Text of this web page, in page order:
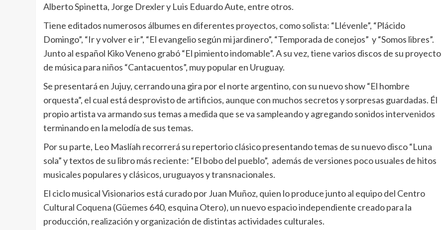
Alberto Spinetta, Jorge Drexler y Luis Eduardo Aute, entre otros.
Tiene editados numerosos álbumes en diferentes proyectos, como solista: “Llévenle”, “Plácido
Domingo”, “Ir y volver e ir”, “El evangelio según mi jardinero”, “Temporada de conejos” y “Somos libres”.
Junto al español Kiko Veneno grabó “El pimiento indomable”. A su vez, tiene varios discos de su proyecto
de música para niños “Cantacuentos”, muy popular en Uruguay.
Se presentará en Jujuy, cerrando una gira por el norte argentino, con su nuevo show “El hombre
orquesta”, el cual está desprovisto de artificios, aunque con muchos secretos y sorpresas guardadas. Él
propio artista va armando sus temas a medida que se va sampleando y agregando sonidos intervenidos
terminando en la melodía de sus temas.
Por su parte, Leo Maslíah recorrerá su repertorio clásico presentando temas de su nuevo disco “Luna
sola” y textos de su libro más reciente: “El bobo del pueblo”, además de versiones poco usuales de hitos
musicales populares y clásicos, uruguayos y transnacionales.
El ciclo musical Visionarios está curado por Juan Muñoz, quien lo produce junto al equipo del Centro
Cultural Coquena (Güemes 640, esquina Otero), un nuevo espacio independiente creado para la
producción, realización y organización de distintas actividades culturales.